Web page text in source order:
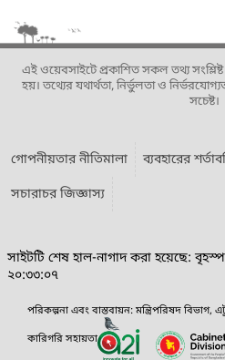
এই ওয়েবসাইটে প্রকাশিত সকল তথ্য
হয়। তথ্যের যথার্থতা, নির্ভুলতা ও
সচেষ্ট।
গোপনীয়তার নীতিমালা ব্যবহারের
সচারাচর জিজ্ঞাস্য
সাইটটি শেষ হাল-নাগাদ করা হয়েছে:
২০:৩৩:০৭
পরিকল্পনা এবং বাস্তবায়ন: মন্ত্রিপরিষদ
কারিগরি সহায়তা